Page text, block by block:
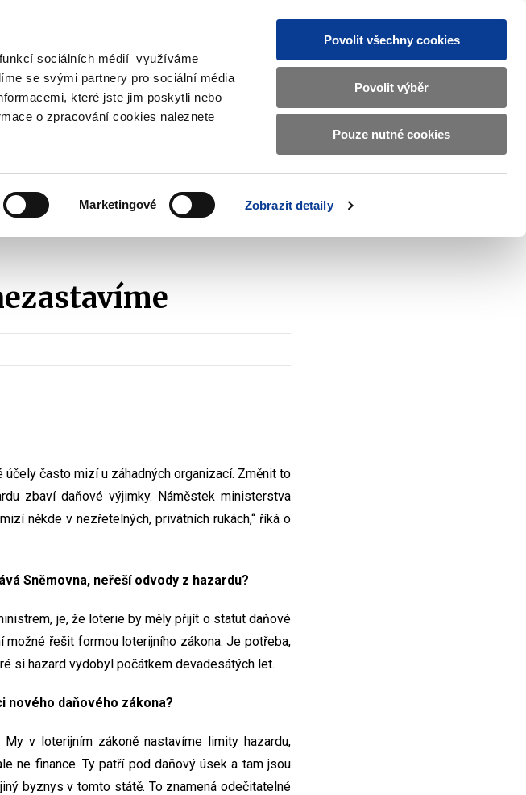
sociálních médií využíváme
se svými partnery pro sociální média
které jste jim poskytli nebo
o zpracování cookies naleznete
Marketingové Zobrazit detaily
Povolit všechny cookies
Povolit výběr
Pouze nutné cookies
CZ EN
Základní
informace
o
Ministerstvu
financí
submenu
účetnictví
submenu
EU
submenu
často mizí u záhadných organizací. Změnit to
zbaví daňové výjimky. Náměstek ministerstva
někde v nezřetelných, privátních rukách,“ říká o
Sněmovna, neřeší odvody z hazardu?
je, že loterie by měly přijít o statut daňové
možné řešit formou loterijního zákona. Je potřeba,
si hazard vydobyl počátkem devadesátých let.
nového daňového zákona?
v loterijním zákoně nastavíme limity hazardu,
ne finance. Ty patří pod daňový úsek a tam jsou
byznys v tomto státě. To znamená odečitatelné